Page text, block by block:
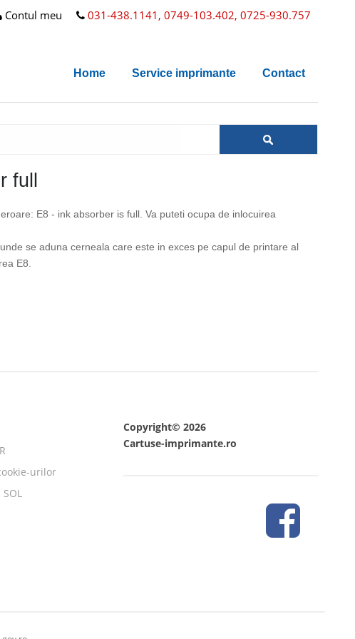
031-438.1141, 0749-103.402, 0725-930.757
Contul meu
Home Service imprimante Contact
full
E8 - ink absorber is full. Va puteti ocupa de inlocuirea
se aduna cerneala care este in exces pe capul de printare al
E8.
urilor
Copyright© 2026
Cartuse-imprimante.ro